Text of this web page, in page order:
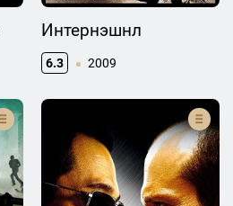
Интернэшнл
6.3 2009